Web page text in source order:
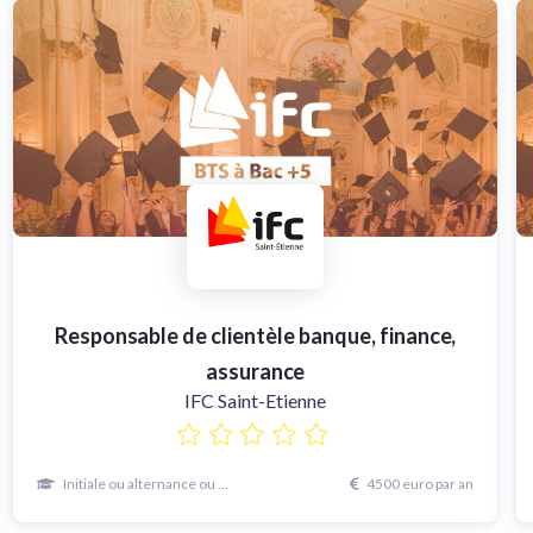
Responsable de clientèle banque, finance,
assurance
IFC Saint-Etienne
Initiale ou alternance ou continue 4500 euro par an